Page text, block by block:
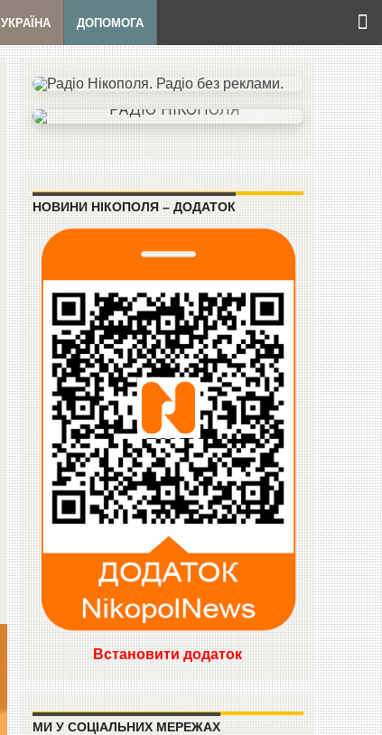
УКРАЇНА ДОПОМОГА
НОВИНИ НІКОПОЛЯ – ДОДАТОК
Встановити додаток
МИ У СОЦІАЛЬНИХ МЕРЕЖАХ